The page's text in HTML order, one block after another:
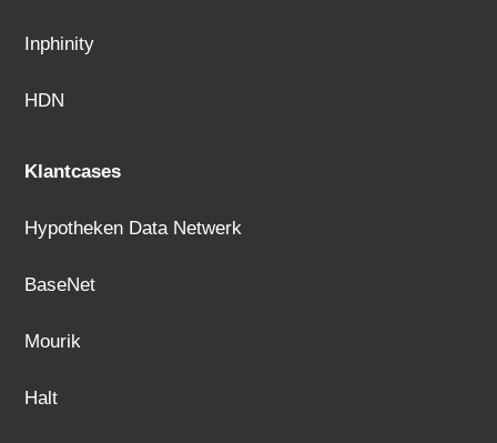
Inphinity
HDN
Klantcases
Hypotheken Data Netwerk
BaseNet
Mourik
Halt